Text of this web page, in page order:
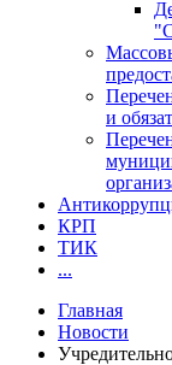
и
КРП
ТИК
...
Главная
Новости